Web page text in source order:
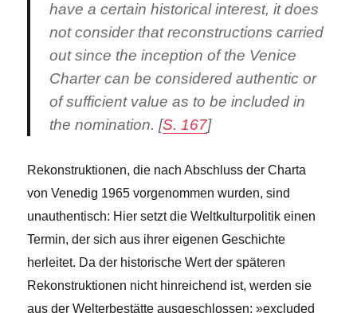
have a certain historical interest, it does
not consider that reconstructions carried
out since the inception of the Venice
Charter can be considered authentic or
of sufficient value as to be included in
the nomination. [S. 167]
Rekonstruktionen, die nach Abschluss der Charta
von Venedig 1965 vorgenommen wurden, sind
unauthentisch: Hier setzt die Weltkulturpolitik einen
Termin, der sich aus ihrer eigenen Geschichte
herleitet. Da der historische Wert der späteren
Rekonstruktionen nicht hinreichend ist, werden sie
aus der Welterbestätte ausgeschlossen: »excluded